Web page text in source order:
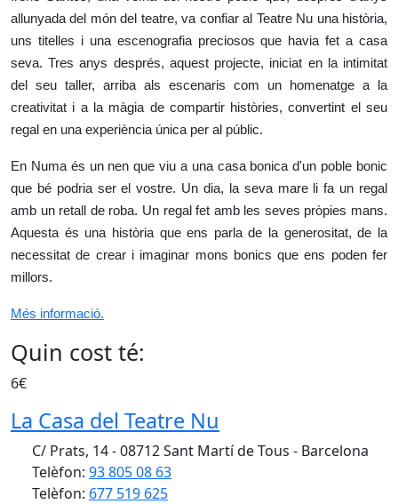
allunyada del món del teatre, va confiar al Teatre Nu una història,
uns titelles i una escenografia preciosos que havia fet a casa
seva. Tres anys després, aquest projecte, iniciat en la intimitat
del seu taller, arriba als escenaris com un homenatge a la
creativitat i a la màgia de compartir històries, convertint el seu
regal en una experiència única per al públic.
En Numa és un nen que viu a una casa bonica d'un poble bonic
que bé podria ser el vostre. Un dia, la seva mare li fa un regal
amb un retall de roba. Un regal fet amb les seves pròpies mans.
Aquesta és una història que ens parla de la generositat, de la
necessitat de crear i imaginar mons bonics que ens poden fer
millors.
Més informació.
Quin cost té:
6€
La Casa del Teatre Nu
C/ Prats, 14 - 08712 Sant Martí de Tous - Barcelona
Telèfon: 93 805 08 63
Telèfon: 677 519 625